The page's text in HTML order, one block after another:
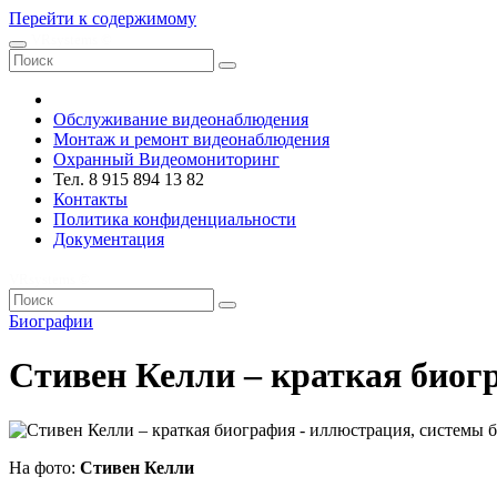
Перейти к содержимому
Обслуживание видеонаблюдения
Монтаж и ремонт видеонаблюдения
Охранный Видеомониторинг
Тел. 8 915 894 13 82
Контакты
Политика конфиденциальности
Документация
Биографии
Стивен Келли – краткая
На фото: Стивен Келли